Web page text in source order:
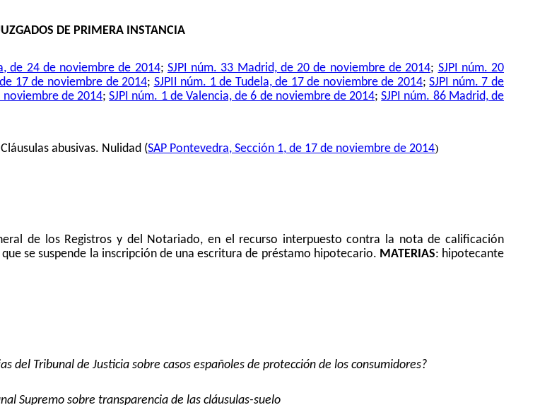
DE PRIMERA INSTANCIA
de 24 de noviembre de 2014; SJPI núm. 33 Madrid, de 20 de noviembre de 2014; SJPI núm. 20
17 de noviembre de 2014; SJPII núm. 1 de Tudela, de 17 de noviembre de 2014;SJPI núm. 7 de
noviembre de 2014;SJPI núm. 1 de Valencia, de 6 de noviembre de 2014;SJPI núm. 86 Madrid, de
abusivas. Nulidad (SAP Pontevedra, Sección 1, de 17 de noviembre de 2014)
de los Registros y del Notariado, en el recurso interpuesto contra la nota de calificación
se suspende la inscripción de una escritura de préstamo hipotecario. MATERIAS: hipotecante
del Tribunal de Justicia sobre casos españoles de protección de los consumidores?
Supremo sobre transparencia de las cláusulas-suelo